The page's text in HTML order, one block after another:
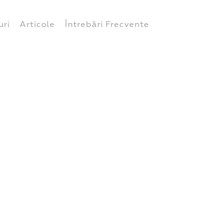
Articole Întrebări Frecvente